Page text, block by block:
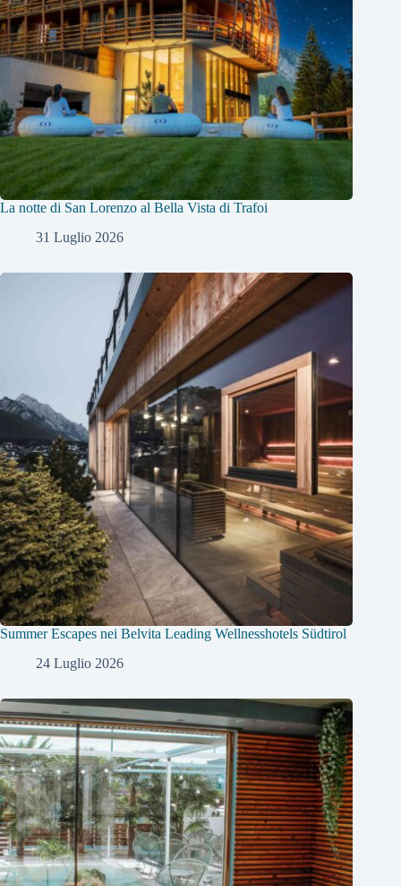
La notte di San Lorenzo al Bella Vista di Trafoi
31 Luglio 2026
Summer Escapes nei Belvita Leading Wellnesshotels Südtirol
24 Luglio 2026